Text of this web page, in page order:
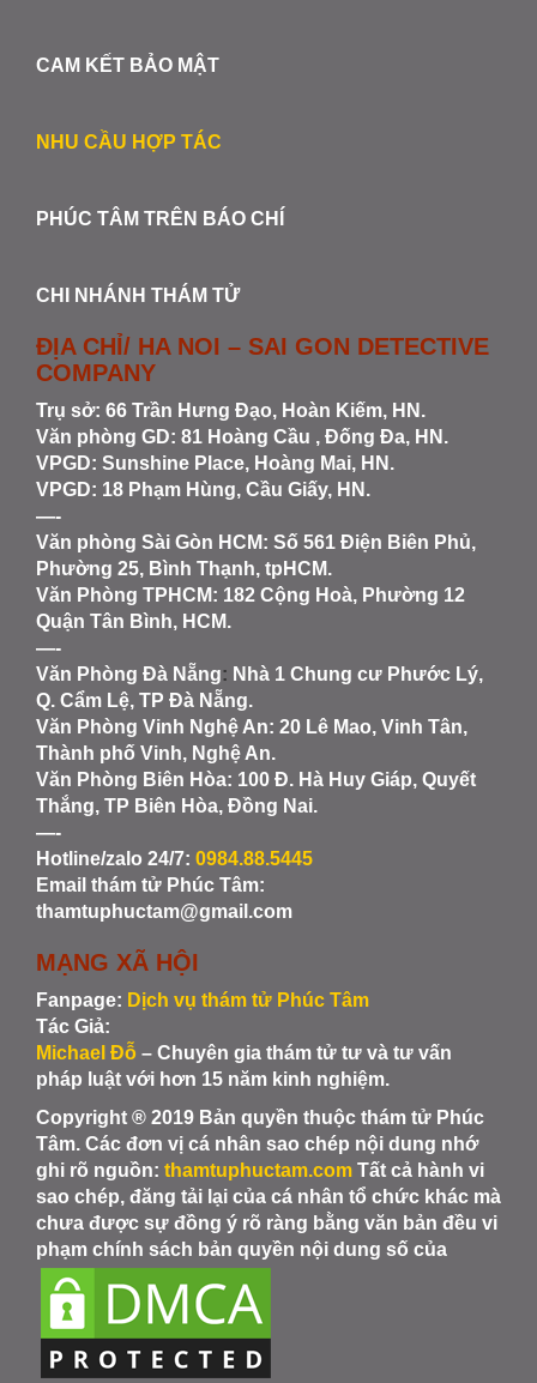
CAM KẾT BẢO MẬT
NHU CẦU HỢP TÁC
PHÚC TÂM TRÊN BÁO CHÍ
CHI NHÁNH THÁM TỬ
ĐỊA CHỈ/ HA NOI – SAI GON DETECTIVE
COMPANY
Trụ sở: 66 Trần Hưng Đạo, Hoàn Kiếm, HN.
Văn phòng GD: 81 Hoàng Cầu , Đống Đa, HN.
VPGD: Sunshine Place, Hoàng Mai, HN.
VPGD: 18 Phạm Hùng, Cầu Giấy, HN.
—-
Văn phòng Sài Gòn HCM: Số 561 Điện Biên Phủ,
Phường 25, Bình Thạnh, tpHCM.
Văn Phòng TPHCM: 182 Cộng Hoà, Phường 12
Quận Tân Bình, HCM.
—-
Văn Phòng Đà Nẵng: Nhà 1 Chung cư Phước Lý,
Q. Cẩm Lệ, TP Đà Nẵng.
Văn Phòng Vinh Nghệ An: 20 Lê Mao, Vinh Tân,
Thành phố Vinh, Nghệ An.
Văn Phòng Biên Hòa: 100 Đ. Hà Huy Giáp, Quyết
Thắng, TP Biên Hòa, Đồng Nai.
—-
Hotline/zalo 24/7: 0984.88.5445
Email thám tử Phúc Tâm:
thamtuphuctam@gmail.com
MẠNG XÃ HỘI
Fanpage: Dịch vụ thám tử Phúc Tâm
Tác Giả:
Michael Đỗ – Chuyên gia thám tử tư và tư vấn
pháp luật với hơn 15 năm kinh nghiệm.
Copyright ® 2019 Bản quyền thuộc thám tử Phúc
Tâm. Các đơn vị cá nhân sao chép nội dung nhớ
ghi rõ nguồn: thamtuphuctam.com Tất cả hành vi
sao chép, đăng tải lại của cá nhân tổ chức khác mà
chưa được sự đồng ý rõ ràng bằng văn bản đều vi
phạm chính sách bản quyền nội dung số của